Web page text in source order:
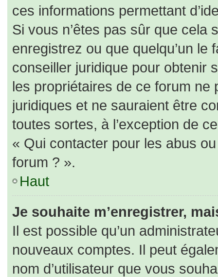
ces informations permettant
Si vous n’êtes pas sûr que cela
enregistrez ou que quelqu’un
conseiller juridique pour obtenir
les propriétaires de ce forum
juridiques et ne sauraient être
toutes sortes, à l’exception de
« Qui contacter pour les abus
forum ? ».
Haut
Je souhaite m’enregistrer,
Il est possible qu’un
nouveaux comptes. Il peut
nom d’utilisateur que vous